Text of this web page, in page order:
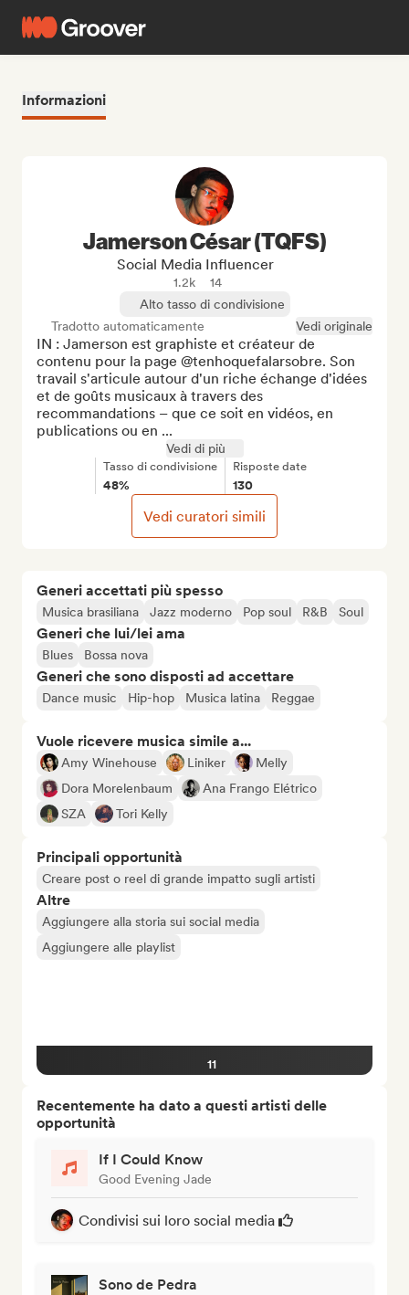
Informazioni
Generi accettati più spesso
Musica brasiliana Jazz moderno Pop soul R&B Soul
Generi che lui/lei ama
Blues Bossa nova
Generi che sono disposti ad accettare
Dance music Hip-hop Musica latina Reggae
Vuole ricevere musica simile a...
Amy Winehouse Liniker
Melly
Dora Morelenbaum
Ana Frango Elétrico
SZA
Tori Kelly
Principali opportunità
Creare post o reel di grande impatto sugli artisti
Altre
Aggiungere alla storia sui social media
Aggiungere alle playlist
11
Recentemente ha dato a questi artisti delle
opportunità
If I Could Know
Good Evening Jade
Condivisi sui loro social media
Sono de Pedra
Jamerson César (TQFS)
Social Media Influencer
1.2k
14
Alto tasso di condivisione
Tradotto automaticamente
Vedi originale
IN : Jamerson est graphiste et créateur de
contenu pour la page @tenhoquefalarsobre. Son
travail s'articule autour d'un riche échange d'idées
et de goûts musicaux à travers des
recommandations – que ce soit en vidéos, en
publications ou en ...
Vedi di più
Tasso di condivisione
48%
Risposte date
130
Vedi curatori simili